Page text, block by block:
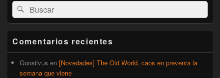
área
de
widget
lateral
primaria
Buscar
por:
Buscar
Comentarios recientes
Gonsilvus en [Novedades] The Old World, caos en preventa la
semana que viene